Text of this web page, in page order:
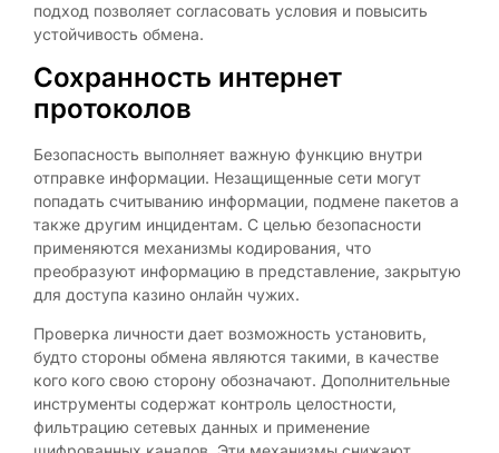
подход позволяет согласовать условия и повысить
устойчивость обмена.
Сохранность интернет
протоколов
Безопасность выполняет важную функцию внутри
отправке информации. Незащищенные сети могут
попадать считыванию информации, подмене пакетов а
также другим инцидентам. С целью безопасности
применяются механизмы кодирования, что
преобразуют информацию в представление, закрытую
для доступа казино онлайн чужих.
Проверка личности дает возможность установить,
будто стороны обмена являются такими, в качестве
кого кого свою сторону обозначают. Дополнительные
инструменты содержат контроль целостности,
фильтрацию сетевых данных и применение